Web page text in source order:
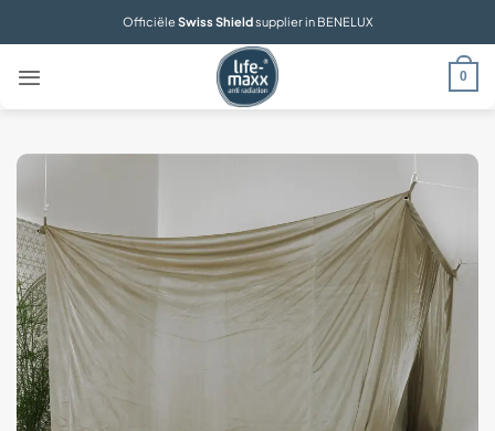
Officiële Swiss Shieldsupplier in BENELUX
0